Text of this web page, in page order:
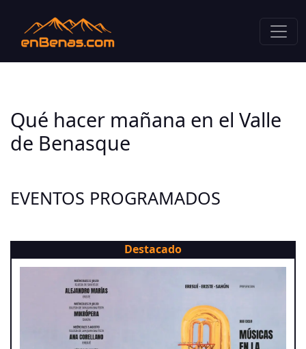
Qué hacer mañana en el Valle
de Benasque
EVENTOS PROGRAMADOS
Destacado